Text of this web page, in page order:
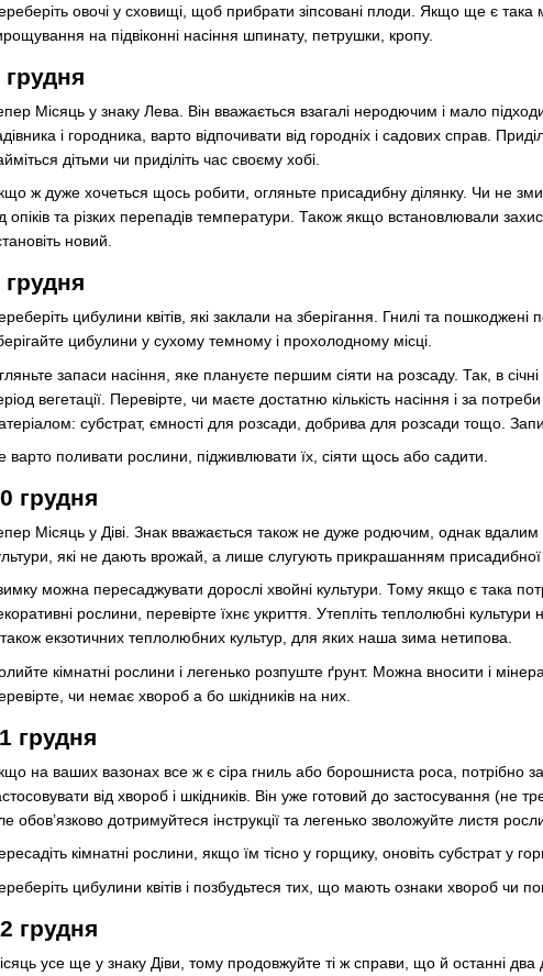
овочі у сховищі, щоб прибрати зіпсовані плоди. Якщо ще є така
на підвіконні насіння шпинату, петрушки, кропу.
грудня
Місяць у знаку Лева. Він вважається взагалі неродючим і мало
і городника, варто відпочивати від городніх і садових справ.
дітьми чи приділіть час своєму хобі.
ж дуже хочеться щось робити, огляньте присадибну ділянку. Чи не
опіків та різких перепадів температури. Також якщо встановлювали
новий.
грудня
цибулини квітів, які заклали на зберігання. Гнилі та
цибулини у сухому темному і прохолодному місці.
запаси насіння, яке плануєте першим сіяти на розсаду. Так, в
вегетації. Перевірте, чи маєте достатню кількість насіння і за
субстрат, ємності для розсади, добрива для розсади тощо.
варто поливати рослини, підживлювати їх, сіяти щось або садити.
грудня
Місяць у Діві. Знак вважається також не дуже родючим, однак вдалим
які не дають врожай, а лише слугують прикрашанням присадибної
можна пересаджувати дорослі хвойні культури. Тому якщо є така
рослини, перевірте їхнє укриття. Утепліть теплолюбні
екзотичних теплолюбних культур, для яких наша зима нетипова.
кімнатні рослини і легенько розпуште ґрунт. Можна вносити і
чи немає хвороб а бо шкідників на них.
грудня
на ваших вазонах все ж є сіра гниль або борошниста роса, потрібно
від хвороб і шкідників. Він уже готовий до застосування
обов’язково дотримуйтеся інструкції та легенько зволожуйте листя
кімнатні рослини, якщо їм тісно у горщику, оновіть субстрат у
цибулини квітів і позбудьтеся тих, що мають ознаки хвороб чи
грудня
усе ще у знаку Діви, тому продовжуйте ті ж справи, що й останні